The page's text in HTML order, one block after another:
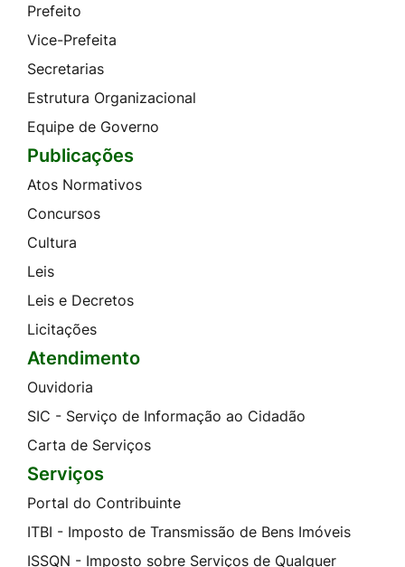
Prefeito
Vice-Prefeita
Secretarias
Estrutura Organizacional
Equipe de Governo
Publicações
Atos Normativos
Concursos
Cultura
Leis
Leis e Decretos
Licitações
Atendimento
Ouvidoria
SIC - Serviço de Informação ao Cidadão
Carta de Serviços
Serviços
Portal do Contribuinte
ITBI - Imposto de Transmissão de Bens Imóveis
ISSQN - Imposto sobre Serviços de Qualquer